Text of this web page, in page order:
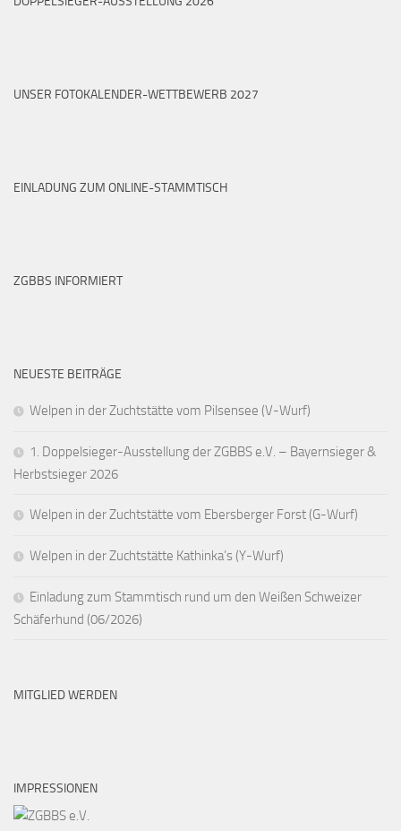
UNSER FOTOKALENDER-WETTBEWERB 2027
EINLADUNG ZUM ONLINE-STAMMTISCH
ZGBBS INFORMIERT
NEUESTE BEITRÄGE
Welpen in der Zuchtstätte vom Pilsensee (V-Wurf)
1. Doppelsieger-Ausstellung der ZGBBS e.V. – Bayernsieger &
Herbstsieger 2026
Welpen in der Zuchtstätte vom Ebersberger Forst (G-Wurf)
Welpen in der Zuchtstätte Kathinka’s (Y-Wurf)
Einladung zum Stammtisch rund um den Weißen Schweizer
Schäferhund (06/2026)
MITGLIED WERDEN
IMPRESSIONEN